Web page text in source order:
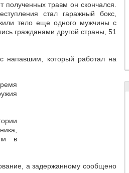
полученных травм он скончался.
стал гаражный бокс,
тело еще одного мужчины с
гражданами другой страны, 51
напавшим, который работал на
в
азадержанному сообщено